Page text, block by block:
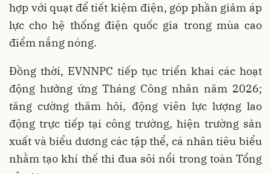
hợp với quạt để tiết kiệm điện, góp phần giảm áp
lực cho hệ thống điện quốc gia trong mùa cao
điểm nắng nóng.
Đồng thời, EVNNPC tiếp tục triển khai các hoạt
động hưởng ứng Tháng Công nhân năm 2026;
tăng cường thăm hỏi, động viên lực lượng lao
động trực tiếp tại công trường, hiện trường sản
xuất và biểu dương các tập thể, cá nhân tiêu biểu
nhằm tạo khí thế thi đua sôi nổi trong toàn Tổng